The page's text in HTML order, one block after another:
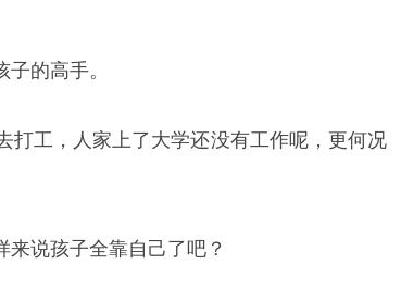
的高手。
打工，人家上了大学还没有工作呢，更何况
说孩子全靠自己了吧？